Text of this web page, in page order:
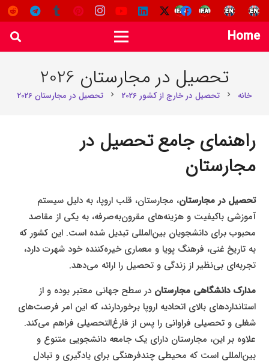
Home
تحصیل در مجارستان 2026
خانه chevron_right تحصیل در خارج از کشور 2026 chevron_right تحصیل در مجارستان 2026
راهنمای جامع تحصیل در
مجارستان
تحصیل در مجارستان، مجارستان، قلب اروپا، به دلیل سیستم
آموزشی باکیفیت و هزینه‌های مقرون‌به‌صرفه، به یکی از مقاصد
محبوب برای دانشجویان بین‌المللی تبدیل شده است. این کشور که
به تاریخ غنی، فرهنگ پویا و معماری خیره‌کننده خود شهرت دارد،
تجربه‌ای بی‌نظیر از زندگی و تحصیل را ارائه می‌دهد.
مدارک دانشگاهی مجارستان در سطح جهانی معتبر بوده و از
استانداردهای بالای اتحادیه اروپا برخوردارند، که این امر فرصت‌های
شغلی و تحصیلی فراوانی را پس از فارغ‌التحصیلی فراهم می‌کند.
علاوه بر این، مجارستان دارای یک جامعه دانشجویی متنوع و
بین‌المللی است که محیطی چندفرهنگی برای یادگیری و تبادل